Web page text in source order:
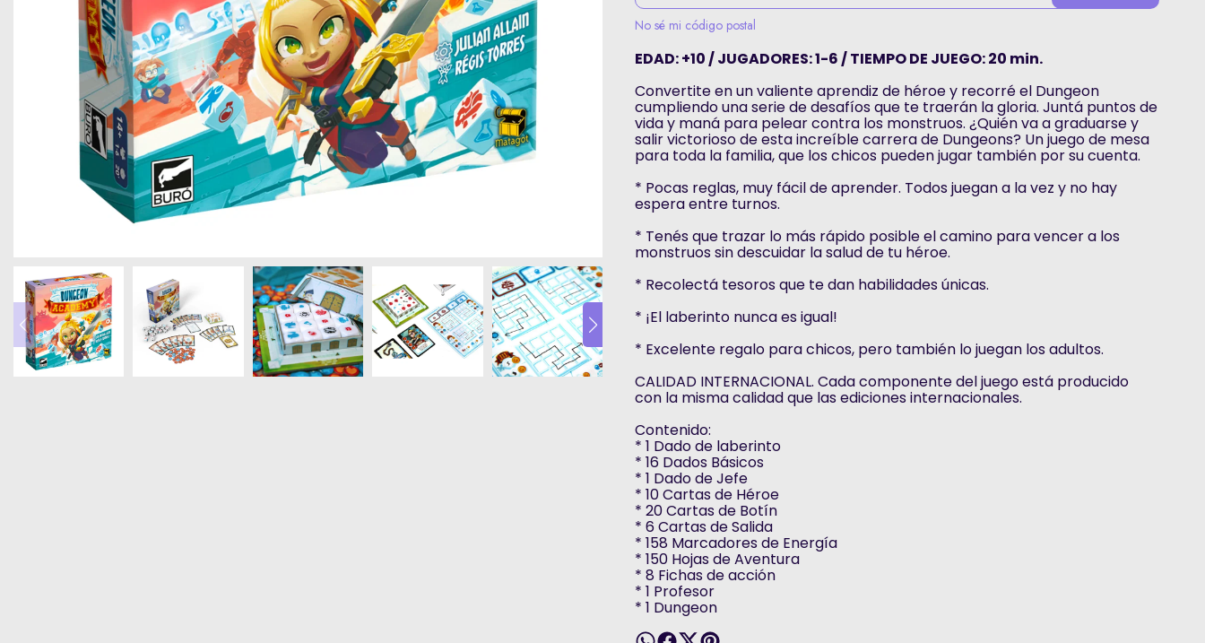
No sé mi código postal
EDAD: +10 / JUGADORES: 1-6 / TIEMPO DE JUEGO: 20 min.
Convertite en un valiente aprendiz de héroe y recorré el Dungeon
cumpliendo una serie de desafíos que te traerán la gloria. Juntá puntos de
vida y maná para pelear contra los monstruos. ¿Quién va a graduarse y
salir victorioso de esta increíble carrera de Dungeons? Un juego de mesa
para toda la familia, que los chicos pueden jugar también por su cuenta.
* Pocas reglas, muy fácil de aprender. Todos juegan a la vez y no hay
espera entre turnos.
* Tenés que trazar lo más rápido posible el camino para vencer a los
monstruos sin descuidar la salud de tu héroe.
* Recolectá tesoros que te dan habilidades únicas.
* ¡El laberinto nunca es igual!
* Excelente regalo para chicos, pero también lo juegan los adultos.
CALIDAD INTERNACIONAL. Cada componente del juego está producido
con la misma calidad que las ediciones internacionales.
Contenido:
* 1 Dado de laberinto
* 16 Dados Básicos
* 1 Dado de Jefe
* 10 Cartas de Héroe
* 20 Cartas de Botín
* 6 Cartas de Salida
* 158 Marcadores de Energía
* 150 Hojas de Aventura
* 8 Fichas de acción
* 1 Profesor
* 1 Dungeon